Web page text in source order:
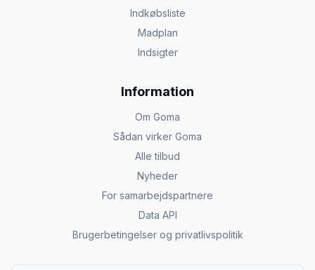
Indkøbsliste
Madplan
Indsigter
Information
Om Goma
Sådan virker Goma
Alle tilbud
Nyheder
For samarbejdspartnere
Data API
Brugerbetingelser og privatlivspolitik